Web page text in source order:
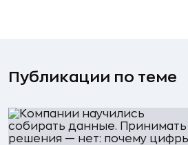
Публикации по теме